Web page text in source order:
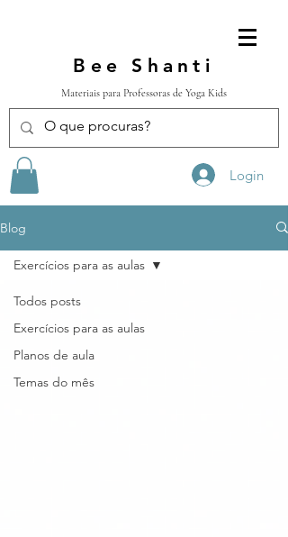
Bee Shanti
Materiais para Professoras de Yoga Kids
Login
Blog
Todos posts
Exercícios para as aulas
Planos de aula
Temas do mês
Exercícios para as aulas